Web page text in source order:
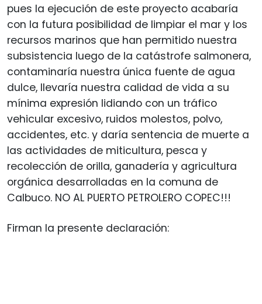
pues la ejecución de este proyecto acabaría
con la futura posibilidad de limpiar el mar y los
recursos marinos que han permitido nuestra
subsistencia luego de la catástrofe salmonera,
contaminaría nuestra única fuente de agua
dulce, llevaría nuestra calidad de vida a su
mínima expresión lidiando con un tráfico
vehicular excesivo, ruidos molestos, polvo,
accidentes, etc. y daría sentencia de muerte a
las actividades de miticultura, pesca y
recolección de orilla, ganadería y agricultura
orgánica desarrolladas en la comuna de
Calbuco. NO AL PUERTO PETROLERO COPEC!!!
Firman la presente declaración: